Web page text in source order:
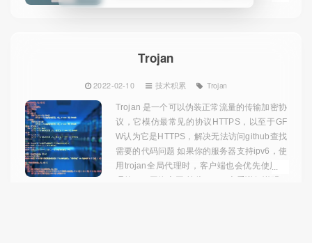
-amd64.ta...
Trojan
2022-02-10 技术积累 Trojan
Trojan 是一个可以伪装正常流量的传输加密协
议，它模仿最常见的协议HTTPS，以至于GF
W认为它是HTTPS，解决无法访问github查找
需要的代码问题 如果你的服务器支持ipv6，使
用trojan全局代理时，客户端也会优先使用代